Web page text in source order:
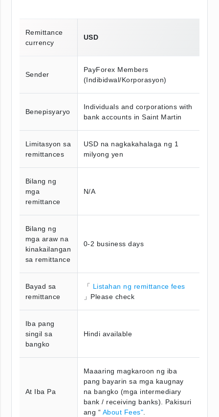
Remittance
currency
USD
Sender
PayForex Members
(Indibidwal/Korporasyon)
Benepisyaryo
Individuals and corporations with
bank accounts in Saint Martin
Limitasyon sa
remittances
USD na nagkakahalaga ng 1
milyong yen
Bilang ng
mga
remittance
N/A
Bilang ng
mga araw na
kinakailangan
sa remittance
0-2 business days
Bayad sa
remittance
「 Listahan ng remittance fees
」Please check
Iba pang
singil sa
bangko
Hindi available
At Iba Pa
Maaaring magkaroon ng iba
pang bayarin sa mga kaugnay
na bangko (mga intermediary
bank / receiving banks). Pakisuri
ang “ About Fees"